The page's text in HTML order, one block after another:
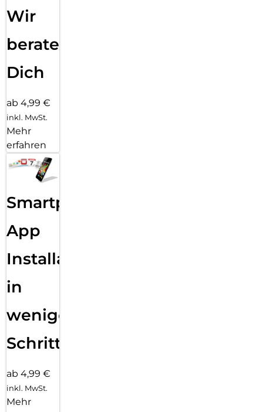
Wir
beraten
Dich
ab 4,99 €
inkl. MwSt.
Mehr
erfahren
Smartphone
App
Installation
in
wenigen
Schritten
ab 4,99 €
inkl. MwSt.
Mehr